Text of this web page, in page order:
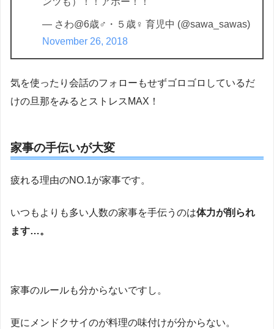
— さわ@6歳♂・５歳♀ 育児中 (@sawa_sawas)
November 26, 2018
気を使ったり会話のフォローもせずゴロゴロしているだ
けの旦那をみるとストレスMAX！
家事の手伝いが大変
疲れる理由のNO.1が家事です。
いつもよりも多い人数の家事を手伝うのは体力が削られ
ます…。
家事のルールも分からないですし。
更にメンドクサイのが料理の味付けが分からない。